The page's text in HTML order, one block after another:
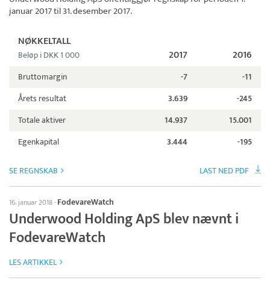
januar 2017 til 31. desember 2017.
NØKKELTALL
Beløp i DKK 1 000 2017 2016
Bruttomargin -7
-11
Årets resultat
3.639
-245
Totale aktiver
14.937
15.001
Egenkapital
3.444 -195
SE REGNSKAB LAST NED PDF
16. januar 2018· FodevareWatch
Underwood Holding ApS blev nævnt i
FodevareWatch
LES ARTIKKEL